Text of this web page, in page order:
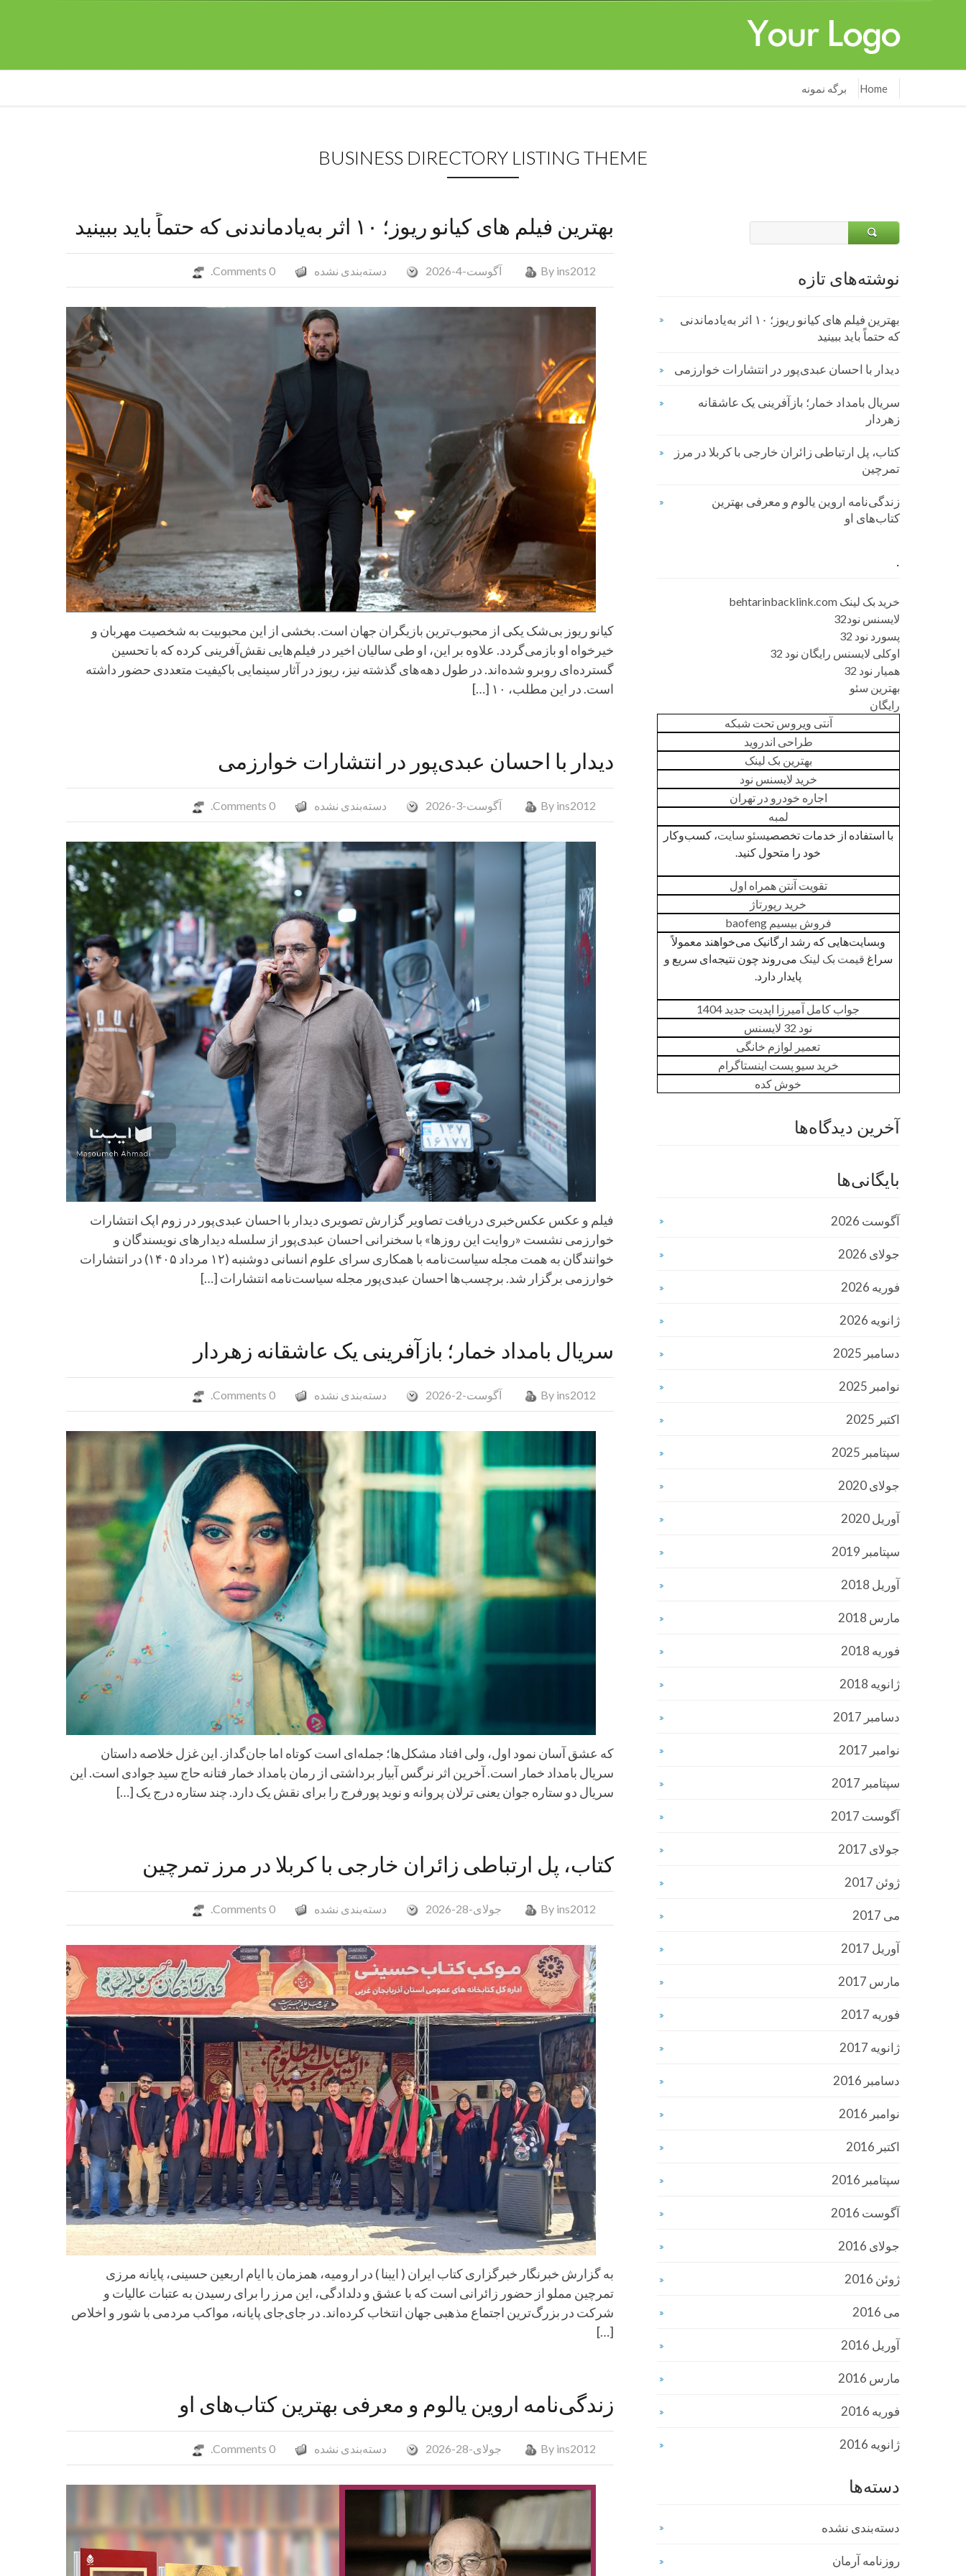
Home برگه نمونه
بهترین فیلم های کیانو ریوز؛ ۱۰ اثر به‌یادماندنی که حتماً باید ببینید
By ins2012 آگوست-4-2026 دسته‌بندی نشده 0 Comments.
کیانو ریوز بی‌شک یکی از محبوب‌ترین بازیگران جهان است. بخشی از این محبوبیت به شخصیت مهربان و
خیرخواه او بازمی‌گردد. علاوه بر این، او طی سالیان اخیر در فیلم‌هایی نقش‌آفرینی کرده که با تحسین
گسترده‌ای روبرو شده‌اند. در طول دهه‌های گذشته نیز، ریوز در آثار سینمایی باکیفیت متعددی حضور داشته
است. در این مطلب، ۱۰ […]
دیدار با احسان عبدی‌پور در انتشارات خوارزمی
By ins2012 آگوست-3-2026 دسته‌بندی نشده 0 Comments.
فیلم و عکس عکس‌خبری دریافت تصاویر گزارش تصویری دیدار با احسان عبدی‌پور در زوم اپک انتشارات
خوارزمی نشست «روایت این روزها» با سخنرانی احسان عبدی‌پور از سلسله دیدارهای نویسندگان و
خوانندگان به همت مجله سیاست‌نامه با همکاری سرای علوم انسانی دوشنبه (۱۲ مرداد ۱۴۰۵) در انتشارات
خوارزمی برگزار شد. برچسب‌ها احسان عبدی‌پور مجله سیاست‌نامه انتشارات […]
سریال بامداد خمار؛ باز‌آفرینی یک عاشقانه زهردار
By ins2012 آگوست-2-2026 دسته‌بندی نشده 0 Comments.
که عشق آسان نمود اول، ولی افتاد مشکل‌ها؛ جمله‌ای است کوتاه اما جان‌گداز. این غزل خلاصه داستان
سریال بامداد خمار است. آخرین اثر نرگس آبیار برداشتی از رمان بامداد خمار فتانه حاج سید جوادی است. این
سریال دو ستاره جوان یعنی ترلان پروانه و نوید پورفرج را برای نقش یک دارد. چند ستاره درج یک […]
کتاب، پل ارتباطی زائران خارجی با کربلا در مرز تمرچین
By ins2012 جولای-28-2026 دسته‌بندی نشده 0 Comments.
به گزارش خبرنگار خبرگزاری کتاب ایران ( ایبنا ) در ارومیه، همزمان با ایام اربعین حسینی، پایانه مرزی
تمرچین مملو از حضور زائرانی است که با عشق و دلدادگی، این مرز را برای رسیدن به عتبات عالیات و
شرکت در بزرگ‌ترین اجتماع مذهبی جهان انتخاب کرده‌اند. در جای‌جای پایانه، مواکب مردمی با شور و اخلاص
[…]
زندگی‌نامه اروین یالوم و معرفی بهترین کتاب‌های او
By ins2012 جولای-28-2026 دسته‌بندی نشده 0 Comments.
نوشته‌های تازه
بهترین فیلم های کیانو ریوز؛ ۱۰ اثر به‌یادماندنی
که حتماً باید ببینید
دیدار با احسان عبدی‌پور در انتشارات خوارزمی
سریال بامداد خمار؛ باز‌آفرینی یک عاشقانه
زهردار
کتاب، پل ارتباطی زائران خارجی با کربلا در مرز
تمرچین
زندگی‌نامه اروین یالوم و معرفی بهترین
کتاب‌های او
.
خرید بک لینک behtarinbacklink.com
لایسنس نود32
پسورد نود 32
اوکلی لایسنس رایگان نود 32
همیار نود 32
بهترین سئو
رایگان
آنتی ویروس تحت شبکه
طراحی اندروید
بهترین بک لینک
خرید لایسنس نود
اجاره خودرو در تهران
لمبه
با استفاده از خدمات تخصصیسئو سایت، کسب‌وکار
خود را متحول کنید.
تقویت آنتن همراه اول
خرید رپورتاژ
فروش بیسیم baofeng
وبسایت‌هایی که رشد ارگانیک می‌خواهند معمولاً
سراغ قیمت بک لینک می‌روند چون نتیجه‌ای سریع و
پایدار دارد.
جواب کامل آمیرزا اپدیت جدید 1404
نود 32 لایسنس
تعمیر لوازم خانگی
خرید سیو پست اینستاگرام
خوش کده
آخرین دیدگاه‌ها
بایگانی‌ها
آگوست 2026
جولای 2026
فوریه 2026
ژانویه 2026
دسامبر 2025
نوامبر 2025
اکتبر 2025
سپتامبر 2025
جولای 2020
آوریل 2020
سپتامبر 2019
آوریل 2018
مارس 2018
فوریه 2018
ژانویه 2018
دسامبر 2017
نوامبر 2017
سپتامبر 2017
آگوست 2017
جولای 2017
ژوئن 2017
می 2017
آوریل 2017
مارس 2017
فوریه 2017
ژانویه 2017
دسامبر 2016
نوامبر 2016
اکتبر 2016
سپتامبر 2016
آگوست 2016
جولای 2016
ژوئن 2016
می 2016
آوریل 2016
مارس 2016
فوریه 2016
ژانویه 2016
دسته‌ها
دسته‌بندی نشده
روزنامه آرمان